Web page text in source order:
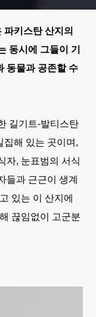
키스탄 산지의
동시에 그들이 기
동물과 공존할 수
길기트-발티스탄
집해 있는 곳이며,
자, 눈표범의 서식
들과 근근이 생계
있는 이 산지에
끊임없이 고군분